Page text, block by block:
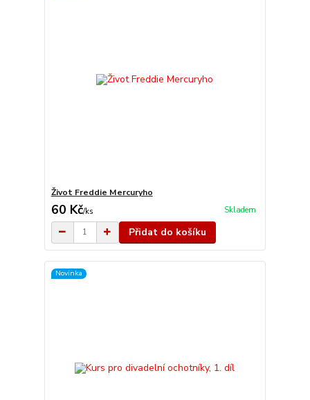
Život Freddie Mercuryho
60 Kč/ks Skladem
Přidat do košíku
Novinka